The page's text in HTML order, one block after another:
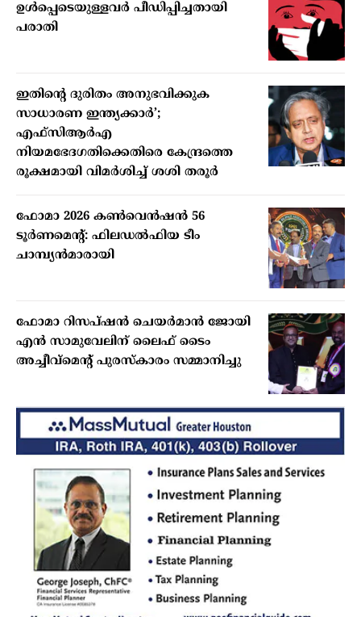
ഉള്‍പ്പെടെയുള്ളവര്‍ പീഡിപ്പിച്ചതായി
പരാതി
ഇതിന്റെ ദുരിതം അനുഭവിക്കുക
സാധാരണ ഇന്ത്യക്കാര്‍’;
എഫ്‌സിആര്‍എ
നിയമഭേദഗതിക്കെതിരെ കേന്ദ്രത്തെ
രൂക്ഷമായി വിമര്‍ശിച്ച് ശശി തരൂര്‍
ഫോമാ 2026 കണ്‍വെന്‍ഷന്‍ 56
ടൂര്‍ണമെന്റ്: ഫിലഡല്‍ഫിയ ടീം
ചാമ്പ്യന്‍മാരായി
ഫോമാ റിസപ്ഷന്‍ ചെയര്‍മാന്‍ ജോയി
എന്‍ സാമുവേലിന് ലൈഫ് ടൈം
അച്ചീവ്‌മെന്റ് പുരസ്‌കാരം സമ്മാനിച്ചു